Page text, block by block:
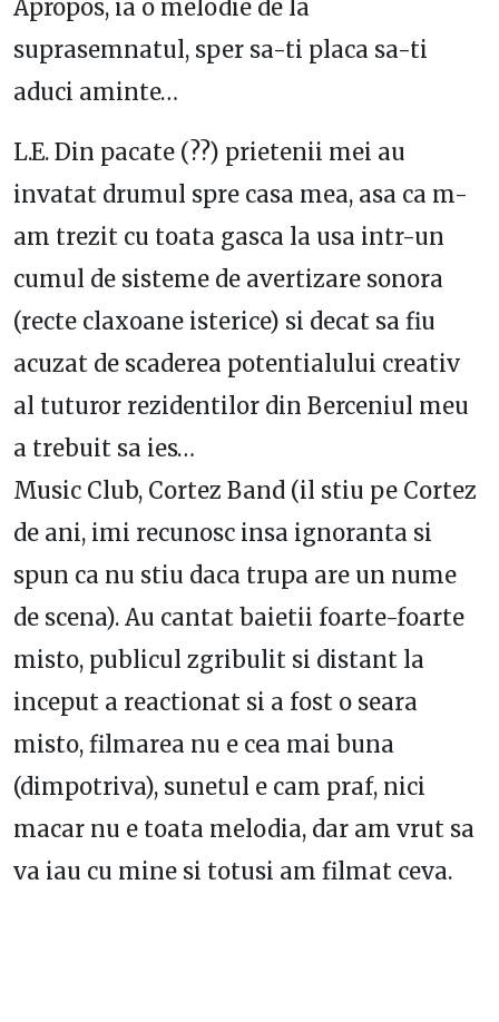
Apropos, ia o melodie de la
suprasemnatul, sper sa-ti placa sa-ti
aduci aminte…
L.E. Din pacate (??) prietenii mei au
invatat drumul spre casa mea, asa ca m-
am trezit cu toata gasca la usa intr-un
cumul de sisteme de avertizare sonora
(recte claxoane isterice) si decat sa fiu
acuzat de scaderea potentialului creativ
al tuturor rezidentilor din Berceniul meu
a trebuit sa ies…
Music Club, Cortez Band (il stiu pe Cortez
de ani, imi recunosc insa ignoranta si
spun ca nu stiu daca trupa are un nume
de scena). Au cantat baietii foarte-foarte
misto, publicul zgribulit si distant la
inceput a reactionat si a fost o seara
misto, filmarea nu e cea mai buna
(dimpotriva), sunetul e cam praf, nici
macar nu e toata melodia, dar am vrut sa
va iau cu mine si totusi am filmat ceva.